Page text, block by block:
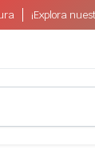
¡Explora